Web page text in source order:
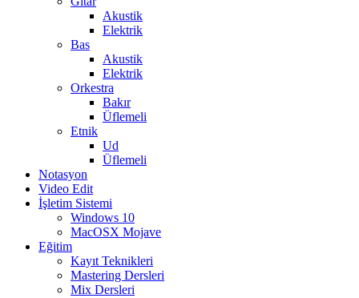
Akustik
Elektrik
Bas
Akustik
Elektrik
Orkestra
Bakır
Üflemeli
Etnik
Ud
Üflemeli
Notasyon
Video Edit
İşletim Sistemi
Windows 10
MacOSX Mojave
Eğitim
Kayıt Teknikleri
Mastering Dersleri
Mix Dersleri